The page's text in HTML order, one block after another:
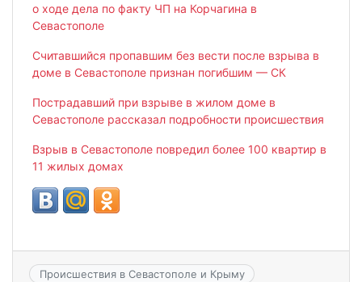
о ходе дела по факту ЧП на Корчагина в
Севастополе
Считавшийся пропавшим без вести после взрыва в
доме в Севастополе признан погибшим — СК
Пострадавший при взрыве в жилом доме в
Севастополе рассказал подробности происшествия
Взрыв в Севастополе повредил более 100 квартир в
11 жилых домах
Происшествия в Севастополе и Крыму